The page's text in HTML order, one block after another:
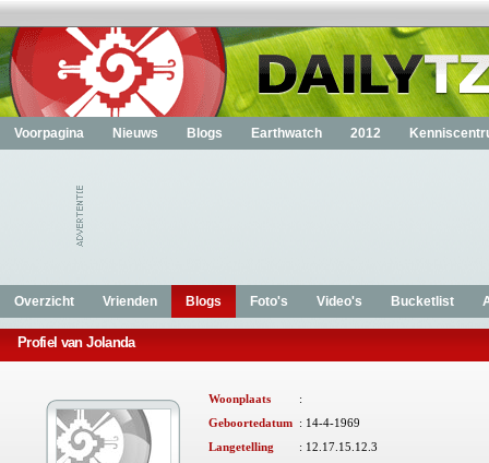
Voorpagina Nieuws Blogs Earthwatch 2012
Overzicht Vrienden Blogs Foto's Video's Bucketlist
Profiel van Jolanda
Woonplaats
:
Geboortedatum : 14-4-1969
Langetelling
: 12.17.15.12.3